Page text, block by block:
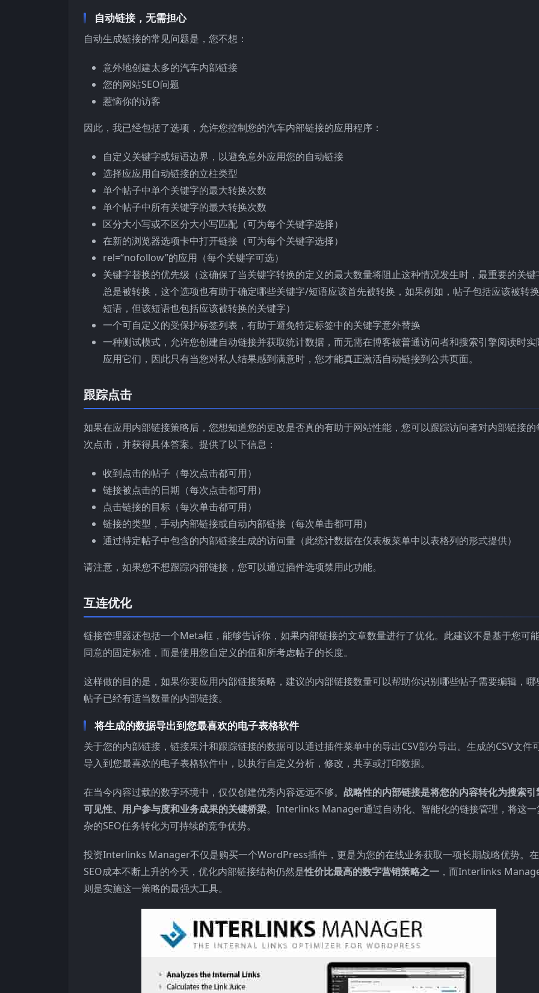
自动链接，无需担心
自动生成链接的常见问题是，您不想：
意外地创建太多的汽车内部链接
您的网站SEO问题
惹恼你的访客
因此，我已经包括了选项，允许您控制您的汽车内部链接的应用程序：
自定义关键字或短语边界，以避免意外应用您的自动链接
选择应应用自动链接的立柱类型
单个帖子中单个关键字的最大转换次数
单个帖子中所有关键字的最大转换次数
区分大小写或不区分大小写匹配（可为每个关键字选择）
在新的浏览器选项卡中打开链接（可为每个关键字选择）
rel=“nofollow”的应用（每个关键字可选）
关键字替换的优先级（这确保了当关键字转换的定义的最大数量将阻止这种情况发生时，最重要的关键
总是被转换，这个选项也有助于确定哪些关键字/短语应该首先被转换，如果例如，帖子包括应该被转
短语，但该短语也包括应该被转换的关键字）
一个可自定义的受保护标签列表，有助于避免特定标签中的关键字意外替换
一种测试模式，允许您创建自动链接并获取统计数据，而无需在博客被普通访问者和搜索引擎阅读时实
应用它们，因此只有当您对私人结果感到满意时，您才能真正激活自动链接到公共页面。
跟踪点击
如果在应用内部链接策略后，您想知道您的更改是否真的有助于网站性能，您可以跟踪访问者对内部链接的
次点击，并获得具体答案。提供了以下信息：
收到点击的帖子（每次点击都可用）
链接被点击的日期（每次点击都可用）
点击链接的目标（每次单击都可用）
链接的类型，手动内部链接或自动内部链接（每次单击都可用）
通过特定帖子中包含的内部链接生成的访问量（此统计数据在仪表板菜单中以表格列的形式提供）
请注意，如果您不想跟踪内部链接，您可以通过插件选项禁用此功能。
互连优化
链接管理器还包括一个Meta框，能够告诉你，如果内部链接的文章数量进行了优化。此建议不是基于您可
同意的固定标准，而是使用您自定义的值和所考虑帖子的长度。
这样做的目的是，如果你要应用内部链接策略，建议的内部链接数量可以帮助你识别哪些帖子需要编辑，哪
帖子已经有适当数量的内部链接。
将生成的数据导出到您最喜欢的电子表格软件
关于您的内部链接，链接果汁和跟踪链接的数据可以通过插件菜单中的导出CSV部分导出。生成的CSV文件
导入到您最喜欢的电子表格软件中，以执行自定义分析，修改，共享或打印数据。
在当今内容过载的数字环境中，仅仅创建优秀内容远远不够。 战略性的内部链接是将您的内容转化为搜索引
可见性、用户参与度和业务成果的关键桥梁。Interlinks Manager通过自动化、智能化的链接管理，将这一
杂的SEO任务转化为可持续的竞争优势。
投资Interlinks Manager不仅是购买一个WordPress插件，更是为您的在线业务获取一项长期战略优势。在
SEO成本不断上升的今天，优化内部链接结构仍然是性价比最高的数字营销策略之一 ，而Interlinks
则是实施这一策略的最强大工具。